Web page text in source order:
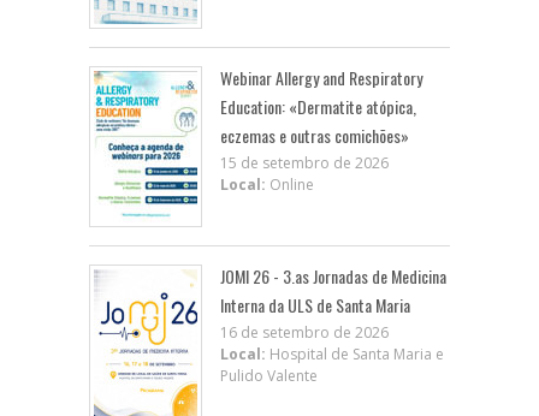
Webinar Allergy and Respiratory
Education: «Dermatite atópica,
eczemas e outras comichões»
15 de setembro de 2026
Local: Online
JOMI 26 - 3.as Jornadas de Medicina
Interna da ULS de Santa Maria
16 de setembro de 2026
Local: Hospital de Santa Maria e
Pulido Valente